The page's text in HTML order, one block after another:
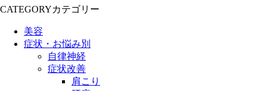
CATEGORYカテゴリー
美容
症状・お悩み別
自律神経
症状改善
肩こり